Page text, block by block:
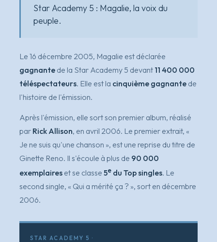
Star Academy 5 : Magalie, la voix du
peuple.
Le 16 décembre 2005, Magalie est déclarée
gagnante de la Star Academy 5 devant 11 400 000
téléspectateurs. Elle est la cinquième gagnante de
l'histoire de l'émission.
Après l'émission, elle sort son premier album, réalisé
par Rick Allison, en avril 2006. Le premier extrait, «
Je ne suis qu'une chanson », est une reprise du titre de
Ginette Reno. Il s'écoule à plus de 90 000
exemplaires et se classe 5e du Top singles. Le
second single, « Qui a mérité ça ? », sort en décembre
2006.
STAR ACADEMY 5 ·